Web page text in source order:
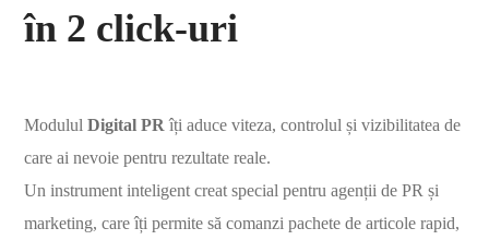
în 2 click-uri
ModululDigital PR îți aduce viteza, controlul și vizibilitatea de
care ai nevoie pentru rezultate reale.
Un instrument inteligent creat special pentru agenții de PR și
marketing, care îți permite să comanzi pachete de articole rapid,